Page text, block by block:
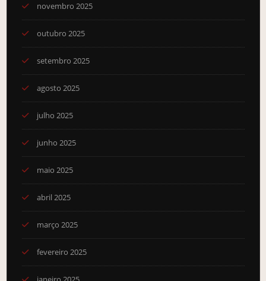
novembro 2025
outubro 2025
setembro 2025
agosto 2025
julho 2025
junho 2025
maio 2025
abril 2025
março 2025
fevereiro 2025